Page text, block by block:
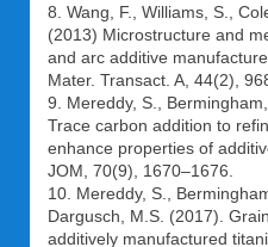
8. Wang, F., Williams, S.,
(2013) Microstructure and
and arc additive
Mater. Transact. A, 44(2),
9. Mereddy, S.,
Trace carbon addition to
enhance properties of
JOM, 70(9), 1670–1676.
10. Mereddy, S.,
Dargusch, M.S. (2017).
additively manufactured